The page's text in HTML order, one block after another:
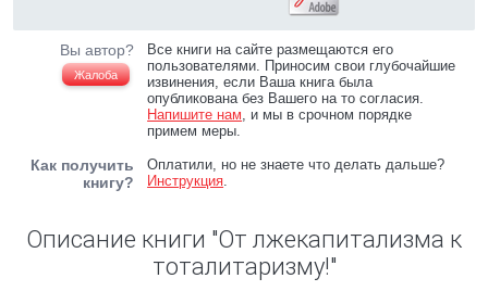
Вы автор?
Жалоба
Все книги на сайте размещаются его
пользователями. Приносим свои глубочайшие
извинения, если Ваша книга была
опубликована без Вашего на то согласия.
Напишите нам, и мы в срочном порядке
примем меры.
Как получить
книгу?
Оплатили, но не знаете что делать дальше?
Инструкция.
Описание книги "От лжекапитализма к
тоталитаризму!"